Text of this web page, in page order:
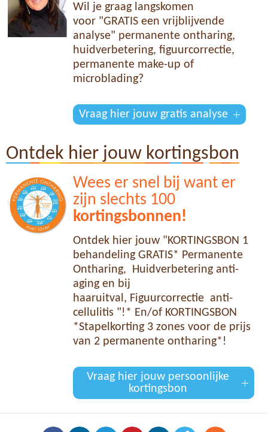
Wil je graag langskomen
voor "GRATIS een vrijblijvende
analyse" permanente ontharing,
huidverbetering, figuurcorrectie,
permanente make-up of
microblading?
Vraag hier jouw gratis analyse
Ontdek hier jouw kortingsbon
Wees er snel bij want er
zijn slechts 100
kortingsbonnen!
Ontdek hier jouw "KORTINGSBON 1
behandeling GRATIS* Permanente
Ontharing, Huidverbetering anti-
aging en bij
haaruitval, Figuurcorrectie anti-
cellulitis "!* En/of KORTINGSBON
*Stapelkorting 3 zones voor de prijs
van 2 permanente ontharing*!
Vraag hier jouw persoonlijke
kortingsbon